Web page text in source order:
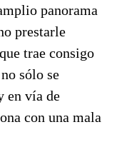
panorama
prestarle
trae consigo
sólo se
en vía de
con una mala